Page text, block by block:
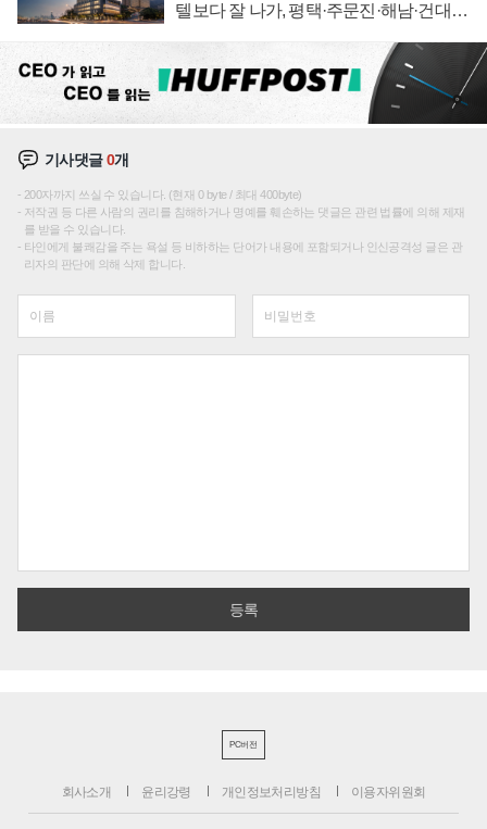
텔보다 잘 나가, 평택·주문진·해남·건대로
기사댓글0개
200자까지 쓰실 수 있습니다. (현재 0 byte / 최대 400byte)
저작권 등 다른 사람의 권리를 침해하거나 명예를 훼손하는 댓글은 관련 법률에 의해 제재
를 받을 수 있습니다.
타인에게 불쾌감을 주는 욕설 등 비하하는 단어가 내용에 포함되거나 인신공격성 글은 관
리자의 판단에 의해 삭제 합니다.
PC버전
회사소개 윤리강령 개인정보처리방침 이용자위원회